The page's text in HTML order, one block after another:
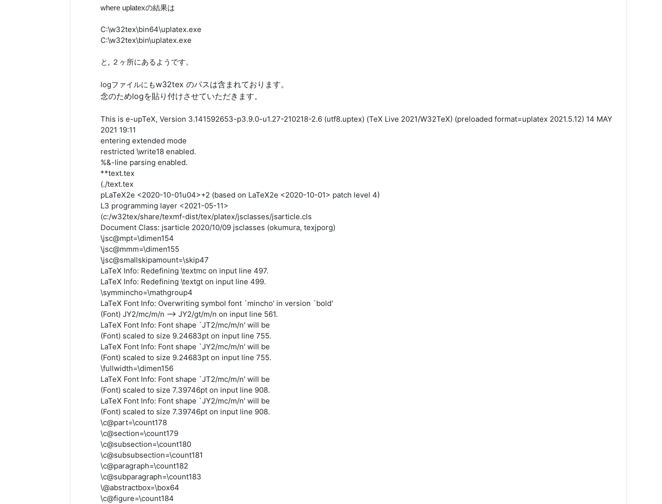
where uplatexの結果は
C:\w32tex\bin64\uplatex.exe
C:\w32tex\bin\uplatex.exe
と, ２ヶ所にあるようです。
logファイルにもw32tex のパスは含まれております。
念のためlogを貼り付けさせていただきます。
This is e-upTeX, Version 3.141592653-p3.9.0-u1.27-210218-2.6 (utf8.uptex) (TeX Live 2021/W32TeX) (preloaded format=uplatex 2021.5.12) 14 MAY
2021 19:11
entering extended mode
restricted \write18 enabled.
%&-line parsing enabled.
**text.tex
(./text.tex
pLaTeX2e <2020-10-01u04>+2 (based on LaTeX2e <2020-10-01> patch level 4)
L3 programming layer <2021-05-11>
(c:/w32tex/share/texmf-dist/tex/platex/jsclasses/jsarticle.cls
Document Class: jsarticle 2020/10/09 jsclasses (okumura, texjporg)
\jsc@mpt=\dimen154
\jsc@mmm=\dimen155
\jsc@smallskipamount=\skip47
LaTeX Info: Redefining \textmc on input line 497.
LaTeX Info: Redefining \textgt on input line 499.
\symmincho=\mathgroup4
LaTeX Font Info: Overwriting symbol font `mincho' in version `bold'
(Font) JY2/mc/m/n --> JY2/gt/m/n on input line 561.
LaTeX Font Info: Font shape `JT2/mc/m/n' will be
(Font) scaled to size 9.24683pt on input line 755.
LaTeX Font Info: Font shape `JY2/mc/m/n' will be
(Font) scaled to size 9.24683pt on input line 755.
\fullwidth=\dimen156
LaTeX Font Info: Font shape `JT2/mc/m/n' will be
(Font) scaled to size 7.39746pt on input line 908.
LaTeX Font Info: Font shape `JY2/mc/m/n' will be
(Font) scaled to size 7.39746pt on input line 908.
\c@part=\count178
\c@section=\count179
\c@subsection=\count180
\c@subsubsection=\count181
\c@paragraph=\count182
\c@subparagraph=\count183
\@abstractbox=\box64
\c@figure=\count184